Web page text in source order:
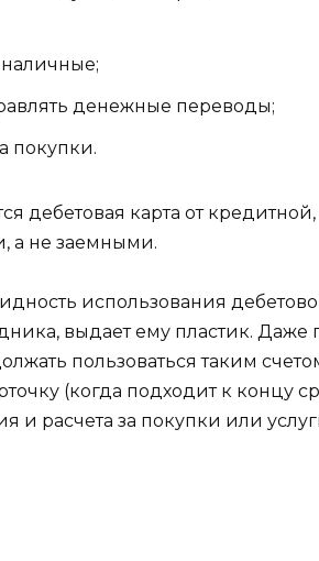
наличные;
денежные переводы;
покупки.
дебетовая карта от
а не заемными.
использования
выдает ему пластик. Даже
пользоваться таким
(когда подходит к концу
и расчета за покупки или